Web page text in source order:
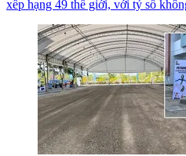
xếp hạng 49 thế giới, với tỷ số